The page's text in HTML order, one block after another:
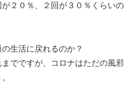
２０％、２回が３０％くらいの
生活に戻れるのか？
でですが、コロナはただの風邪